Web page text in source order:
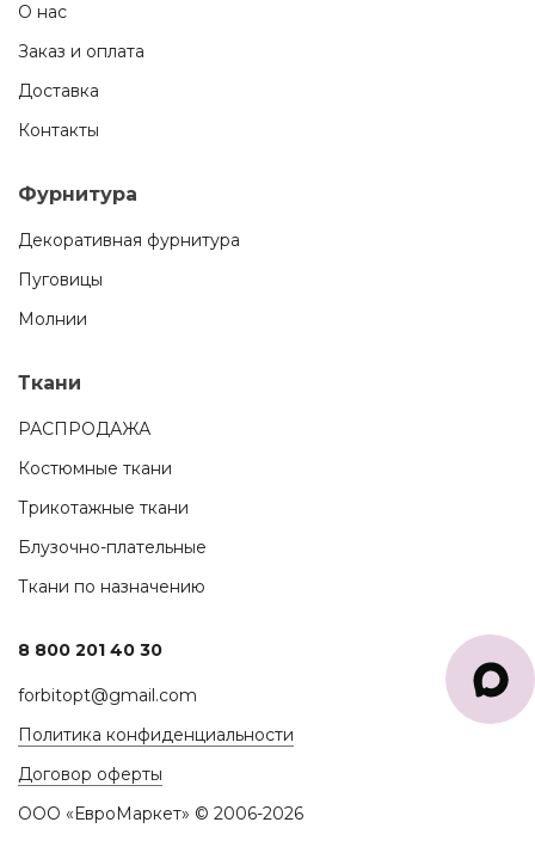
О нас
Заказ и оплата
Доставка
Контакты
Фурнитура
Декоративная фурнитура
Пуговицы
Молнии
Ткани
РАСПРОДАЖА
Костюмные ткани
Трикотажные ткани
Блузочно-плательные
Ткани по назначению
8 800 201 40 30
forbitopt@gmail.com
Политика конфиденциальности
Договор оферты
ООО «ЕвроМаркет» © 2006-2026